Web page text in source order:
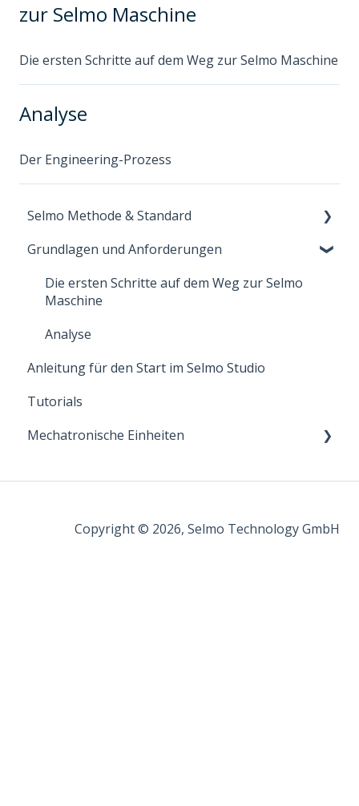
zur Selmo Maschine
Die ersten Schritte auf dem Weg zur Selmo Maschine
Analyse
Der Engineering-Prozess
Selmo Methode & Standard
Überblick & Grundprinzipien
PTF – Prozess · Technologie · Funktion
Grundlagen und Anforderungen
Die ersten Schritte auf dem Weg zur Selmo
Maschine
Analyse
Anleitung für den Start im Selmo Studio
Tutorials
Mechatronische Einheiten
Antriebstechnik
Copyright © 2026, Selmo Technology GmbH